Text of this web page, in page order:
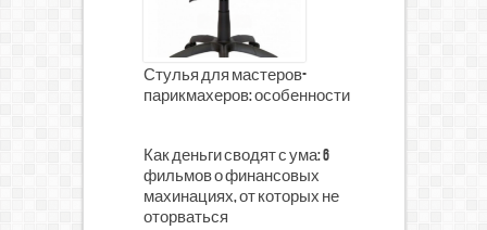
Стулья для мастеров-
парикмахеров: особенности
Как деньги сводят с ума: 6
фильмов о финансовых
махинациях, от которых не
оторваться